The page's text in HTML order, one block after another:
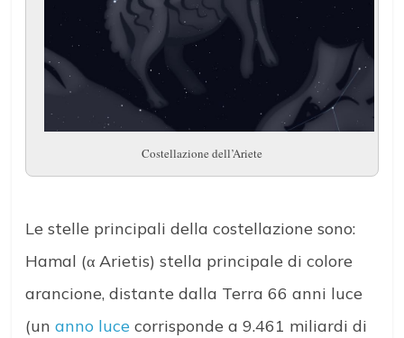
Costellazione dell’Ariete
Le stelle principali della costellazione sono:
Hamal (α Arietis) stella principale di colore
arancione, distante dalla Terra 66 anni luce
(unanno luce corrisponde a 9.461 miliardi di